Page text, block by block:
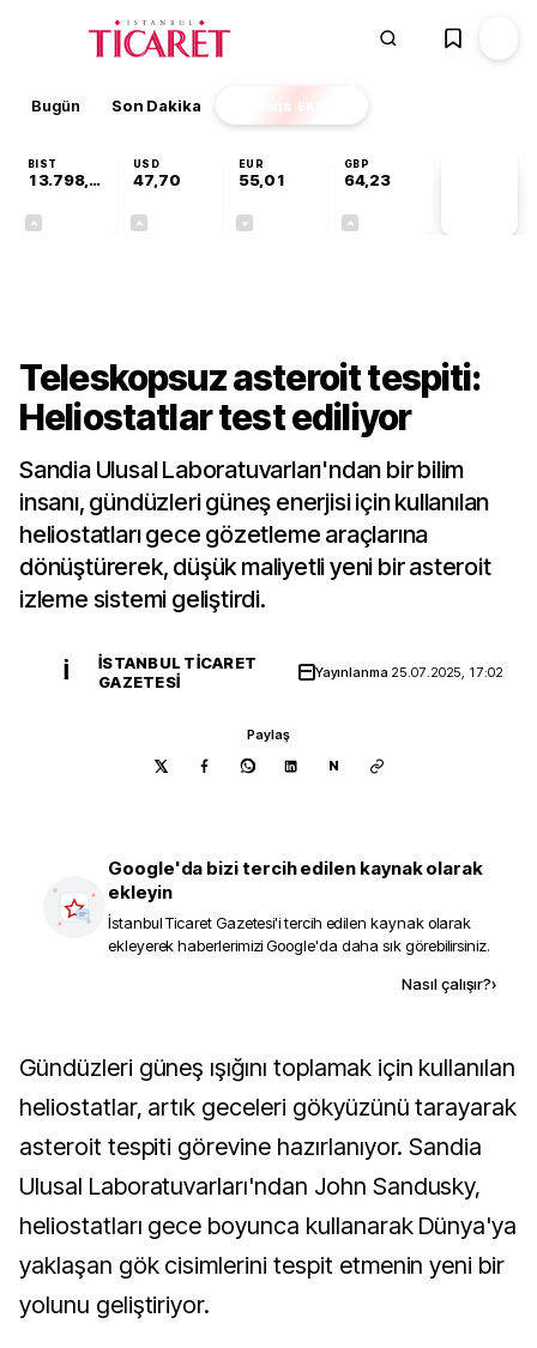
Bugün Son Dakika Finans EKSTRA
BIST
13.798,82
USD
47,70
EUR
55,01
GBP
64,23
Teleskopsuz asteroit tespiti:
Heliostatlar test ediliyor
Sandia Ulusal Laboratuvarları'ndan bir bilim
insanı, gündüzleri güneş enerjisi için kullanılan
heliostatları gece gözetleme araçlarına
dönüştürerek, düşük maliyetli yeni bir asteroit
izleme sistemi geliştirdi.
İ
İSTANBUL TICARET
GAZETESI
Yayınlanma 25.07.2025, 17:02
Paylaş
N
Google'da bizi tercih edilen kaynak olarak
ekleyin
İstanbul Ticaret Gazetesi'i tercih edilen kaynak olarak
ekleyerek haberlerimizi Google'da daha sık görebilirsiniz.
Nasıl çalışır?›
Gündüzleri güneş ışığını toplamak için kullanılan
heliostatlar, artık geceleri gökyüzünü tarayarak
asteroit tespiti görevine hazırlanıyor. Sandia
Ulusal Laboratuvarları'ndan John Sandusky,
heliostatları gece boyunca kullanarak Dünya'ya
yaklaşan gök cisimlerini tespit etmenin yeni bir
yolunu geliştiriyor.